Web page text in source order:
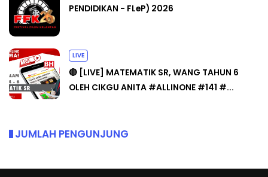
PENDIDIKAN - FLeP) 2026
LIVE
🔴 [LIVE] MATEMATIK SR, WANG TAHUN 6
OLEH CIKGU ANITA #ALLINONE #141 #...
JUMLAH PENGUNJUNG